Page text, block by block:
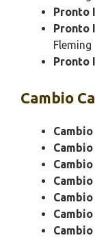
Pronto
Pronto
Fleming
Pronto
Cambio